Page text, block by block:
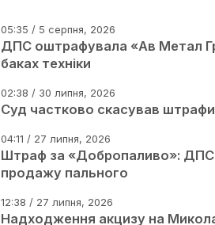
05:35 / 5 серпня, 2026
ДПС оштрафувала «Ав Метал
баках техніки
02:38 / 30 липня, 2026
Суд частково скасував
04:11 / 27 липня, 2026
Штраф за «Добропаливо»: ДПС
продажу пального
12:38 / 27 липня, 2026
Надходження акцизу на